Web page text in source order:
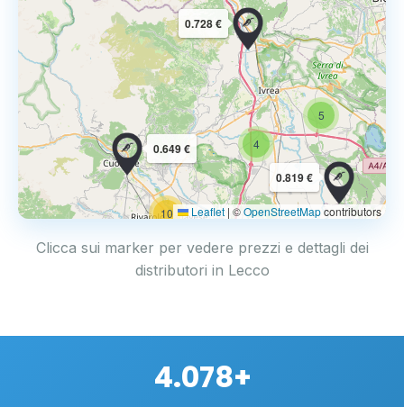
10
4
5
0.819 €
0.649 €
0.728 €
Leaflet | ©OpenStreetMapcontributors
Clicca sui marker per vedere prezzi e dettagli dei
distributori in Lecco
4.078+